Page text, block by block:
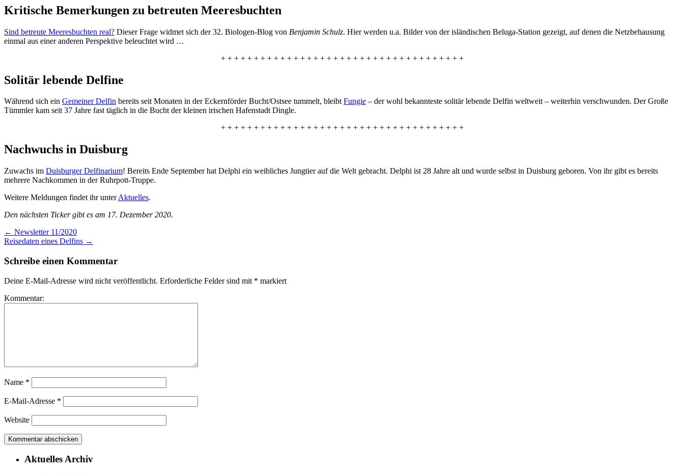
Kritische Bemerkungen zu betreuten Meeresbuchten
Sind betreute Meeresbuchten real? Dieser Frage widmet sich der 32. Biologen-Blog von Benjamin Schulz. Hier werden u.a. Bilder von der isländischen Beluga-Station gezeigt, auf denen die Netzbehausung
einmal aus einer anderen Perspektive beleuchtet wird …
+ + + + + + + + + + + + + + + + + + + + + + + + + + + + + + + + + + + + +
Solitär lebende Delfine
Während sich ein Gemeiner Delfin bereits seit Monaten in der Eckernförder Bucht/Ostsee tummelt, bleibtFungie – der wohl bekannteste solitär lebende Delfin weltweit – weiterhin verschwunden. Der Große
Tümmler kam seit 37 Jahre fast täglich in die Bucht der kleinen irischen Hafenstadt Dingle.
+ + + + + + + + + + + + + + + + + + + + + + + + + + + + + + + + + + + + +
Nachwuchs in Duisburg
Zuwachs im Duisburger Delfinarium! Bereits Ende September hat Delphi ein weibliches Jungtier auf die Welt gebracht. Delphi ist 28 Jahre alt und wurde selbst in Duisburg geboren. Von ihr gibt es bereits
mehrere Nachkommen in der Ruhrpott-Truppe.
Weitere Meldungen findet ihr unterAktuelles.
Den nächsten Ticker gibt es am 17. Dezember 2020.
← Newsletter 11/2020
Reisedaten eines Delfins →
Schreibe einen Kommentar
Deine E-Mail-Adresse wird nicht veröffentlicht. Erforderliche Felder sind mit * markiert
Kommentar:
Name *
E-Mail-Adresse *
Website
Aktuelles Archiv